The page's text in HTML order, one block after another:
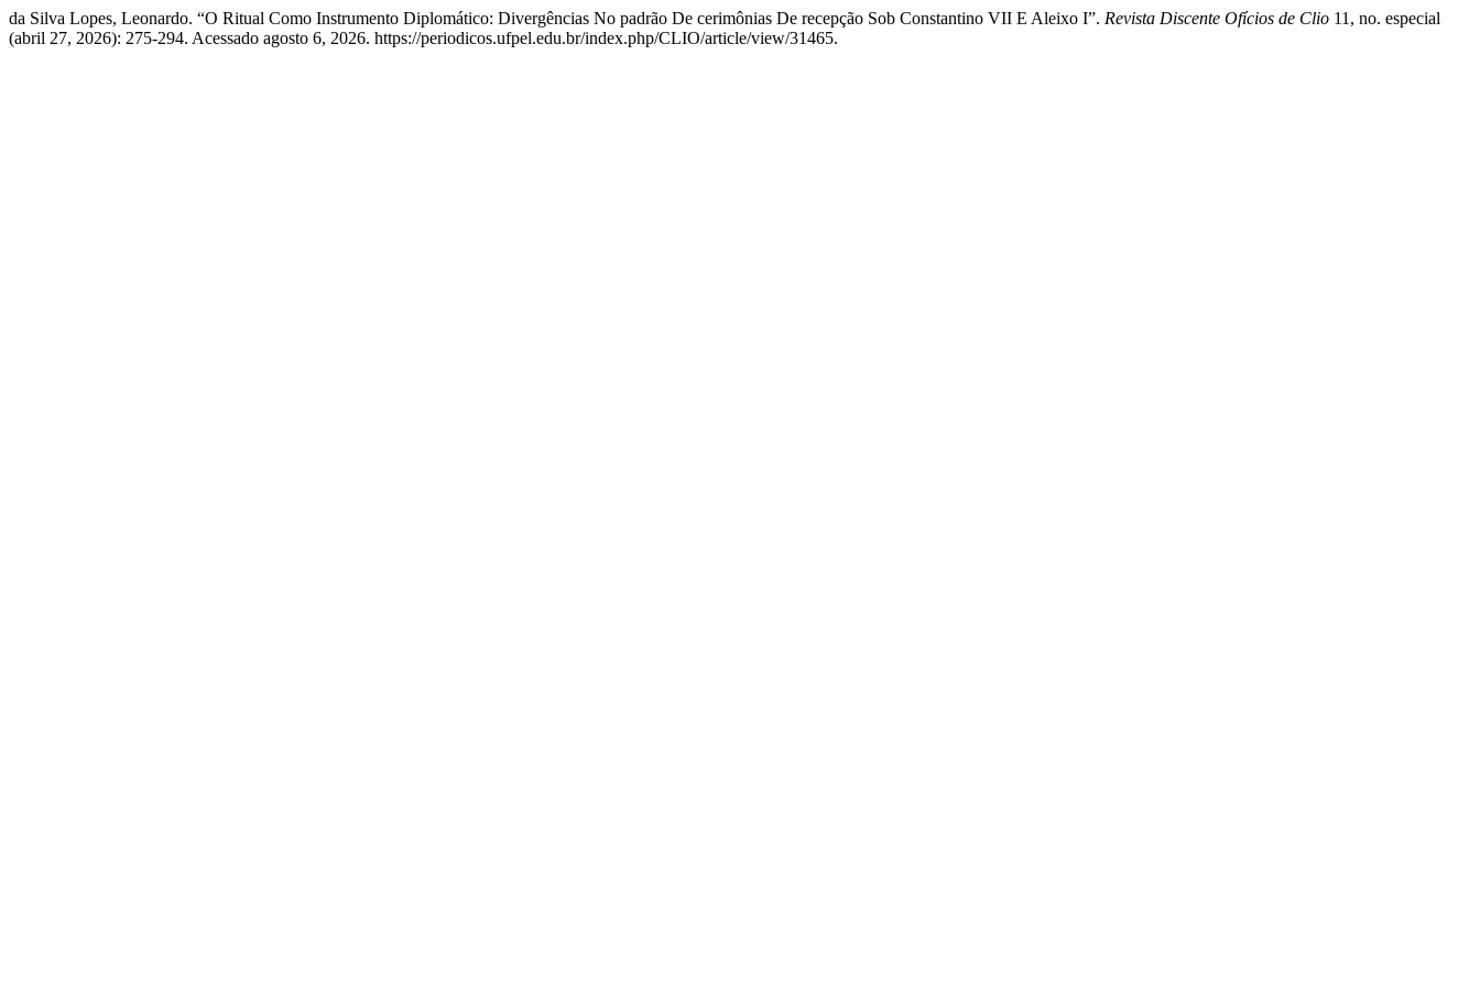
da Silva Lopes, Leonardo. “O Ritual Como Instrumento Diplomático: Divergências No padrão De cerimônias De recepção Sob Constantino VII E Aleixo I”. Revista Discente Ofícios de Clio 11, no. especial
(abril 27, 2026): 275-294. Acessado agosto 6, 2026. https://periodicos.ufpel.edu.br/index.php/CLIO/article/view/31465.